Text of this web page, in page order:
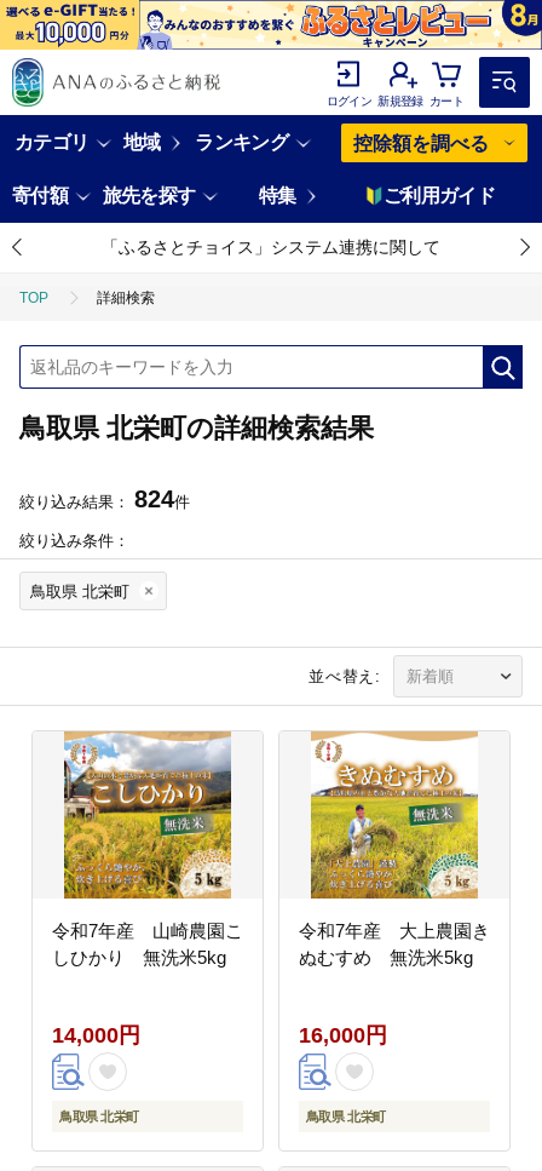
ログイン 新規登録 カート
カテゴリ 地域 ランキング 控除額を調べる
寄付額 旅先を探す 特集 ご利用ガイド
「ふるさとチョイス」システム連携に関して
TOP 詳細検索
鳥取県 北栄町の詳細検索結果
絞り込み結果： 824件
絞り込み条件：
鳥取県 北栄町
並べ替え:
令和7年産 山崎農園こ
しひかり 無洗米5kg
14,000円
鳥取県 北栄町
令和7年産 大上農園き
ぬむすめ 無洗米5kg
16,000円
鳥取県 北栄町